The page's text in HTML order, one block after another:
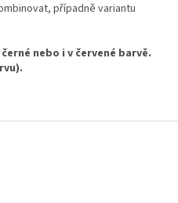
případně variantu
nebo i v červené barvě.